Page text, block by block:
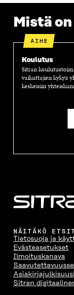
Mistä
AIHE
Koulutus
Sitran
vaikuttajien kykyä
keskeisiin
NÄITÄKÖ
Tietosuoja ja
Evästeasetukset
Ilmoituskanava
Sitran